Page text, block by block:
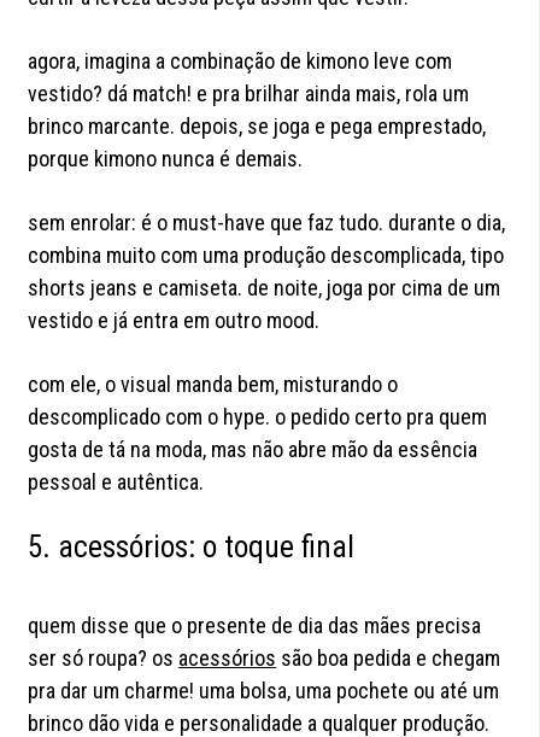
agora, imagina a combinação de kimono leve com
vestido? dá match! e pra brilhar ainda mais, rola um
brinco marcante. depois, se joga e pega emprestado,
porque kimono nunca é demais.
sem enrolar: é o must-have que faz tudo. durante o dia,
combina muito com uma produção descomplicada, tipo
shorts jeans e camiseta. de noite, joga por cima de um
vestido e já entra em outro mood.
com ele, o visual manda bem, misturando o
descomplicado com o hype. o pedido certo pra quem
gosta de tá na moda, mas não abre mão da essência
pessoal e autêntica.
5. acessórios: o toque final
quem disse que o presente de dia das mães precisa
ser só roupa? os acessórios são boa pedida e chegam
pra dar um charme! uma bolsa, uma pochete ou até um
brinco dão vida e personalidade a qualquer produção.